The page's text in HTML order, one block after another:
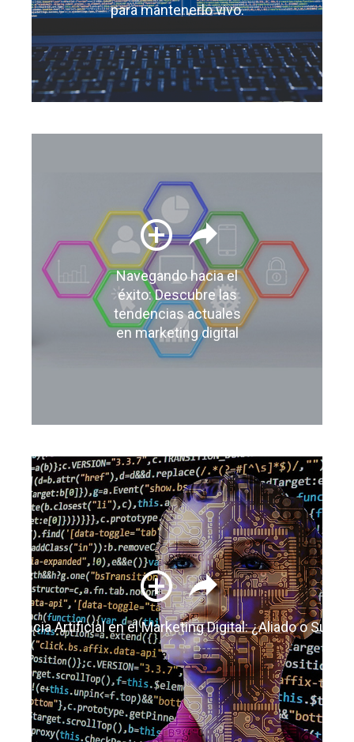
para mantenerlo vivo.
Navegando hacia el
éxito: Descubre las
tendencias actuales
en marketing digital
Artificial en el Marketing Digital: ¿Aliado o